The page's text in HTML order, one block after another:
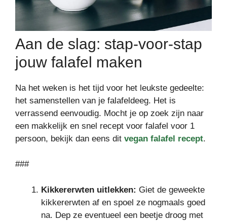
Aan de slag: stap-voor-stap
jouw falafel maken
Na het weken is het tijd voor het leukste gedeelte:
het samenstellen van je falafeldeeg. Het is
verrassend eenvoudig. Mocht je op zoek zijn naar
een makkelijk en snel recept voor falafel voor 1
persoon, bekijk dan eens dit vegan falafel recept.
###
Kikkererwten uitlekken: Giet de geweekte
kikkererwten af en spoel ze nogmaals goed
na. Dep ze eventueel een beetje droog met